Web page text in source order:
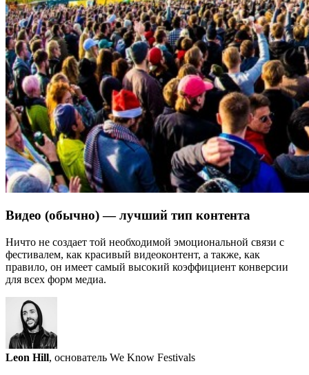
Видео (обычно) — лучший тип контента
Ничто не создает той необходимой эмоциональной связи с
фестивалем, как красивый видеоконтент, а также, как
правило, он имеет самый высокий коэффициент конверсии
для всех форм медиа.
Leon Hill, основатель We Know Festivals